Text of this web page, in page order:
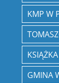
KMP W
GMINA